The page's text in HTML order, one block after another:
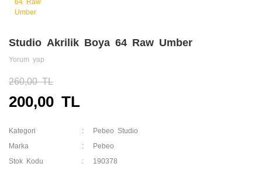
Studio Akrilik Boya 64 Raw Umber
Yorum yap
260,00 TL
200,00 TL
Kategori Pebeo Studio
Marka Pebeo
Stok Kodu 190378